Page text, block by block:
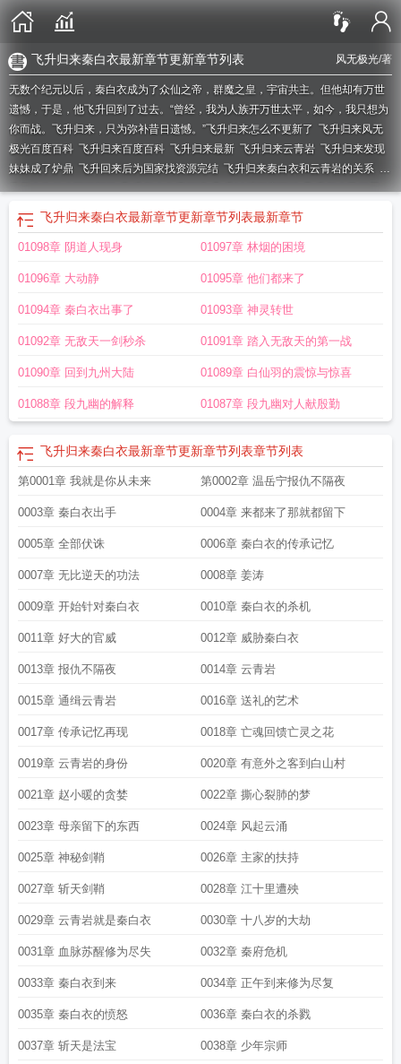
风无极光/著
飞升归来秦白衣最新章节更新章节列表
无数个纪元以后，秦白衣成为了众仙之帝，群魔之皇，宇宙共主。但他却有万世
遗憾，于是，他飞升回到了过去。“曾经，我为人族开万世太平，如今，我只想为
你而战。飞升归来，只为弥补昔日遗憾。”飞升归来怎么不更新了 飞升归来风无
极光百度百科 飞升归来百度百科 飞升归来最新 飞升归来云青岩 飞升归来发现
妹妹成了炉鼎 飞升回来后为国家找资源完结 飞升归来秦白衣和云青岩的关系 飞
升归来为什么不更新了飞升归来免费阅读飞升以后百度百科飞升归来又烂尾
飞升归来秦白衣为什么不更新了 飞升归来 遇麒麟
飞升归来风无极光境界划
分 飞升归来风无极光免费阅读
无极光为什么不更了飞升归来全文阅读飞升归来正版无弹窗飞升归来百度百科
升归来最新章节飞升归来云青岩大结局 飞升归来境界划分 飞升归来txt百度
升归来停更原因飞升归来笔趣阁无弹窗飞升归来风无极光最新章节
度飞升归来 贴吧飞升归来秦白衣是谁的转世飞升归来免费完整版
飞升归来女
主有几个飞升归来秦白衣 飞升归来风无极光笔趣阁飞升归来赢转世至起源世
无极光TXT飞升归来txt飞升回来后为国家找资源全文
飞升归来秦白衣最新章节更新章节列表最新章节
01098章 阴道人现身 01097章 林烟的困境
01096章 大动静 01095章 他们都来了
01094章 秦白衣出事了 01093章 神灵转世
01092章 无敌天一剑秒杀 01091章 踏入无敌天的第一战
01090章 回到九州大陆 01089章 白仙羽的震惊与惊喜
01088章 段九幽的解释 01087章 段九幽对人献殷勤
飞升归来秦白衣最新章节更新章节列表章节列表
第0001章 我就是你从未来 第0002章 温岳宁报仇不隔夜
0003章 秦白衣出手 0004章 来都来了那就都留下
0005章 全部伏诛 0006章 秦白衣的传承记忆
0007章 无比逆天的功法 0008章 姜涛
0009章 开始针对秦白衣 0010章 秦白衣的杀机
0011章 好大的官威 0012章 威胁秦白衣
0013章 报仇不隔夜 0014章 云青岩
0015章 通缉云青岩 0016章 送礼的艺术
0017章 传承记忆再现 0018章 亡魂回馈亡灵之花
0019章 云青岩的身份 0020章 有意外之客到白山村
0021章 赵小暖的贪婪 0022章 撕心裂肺的梦
0023章 母亲留下的东西 0024章 风起云涌
0025章 神秘剑鞘 0026章 主家的扶持
0027章 斩天剑鞘 0028章 江十里遭殃
0029章 云青岩就是秦白衣 0030章 十八岁的大劫
0031章 血脉苏醒修为尽失 0032章 秦府危机
0033章 秦白衣到来 0034章 正午到来修为尽复
0035章 秦白衣的愤怒 0036章 秦白衣的杀戮
0037章 斩天是法宝 0038章 少年宗师